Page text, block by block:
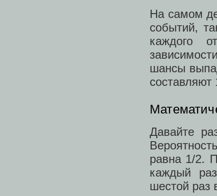
На самом
событий,
каждого
шансы
составляют
Давайте
равна 1/2.
каждый
шестой раз